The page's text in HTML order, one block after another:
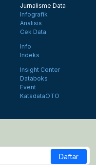
Jurnalisme Data
Infografik
Analisis
Cek Data
Info
Indeks
Insight Center
Databoks
Event
KatadataOTO
Daftar